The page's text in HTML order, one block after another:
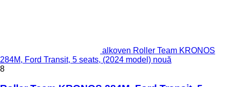
alkoven Roller Team KRONOS
284M, Ford Transit, 5 seats, (2024 model) nouă
8